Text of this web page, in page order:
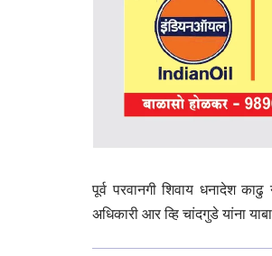
पूर्व परवानगी शिवाय धनादेश
अधिकारी आर व्हि चांदगुडे यांना